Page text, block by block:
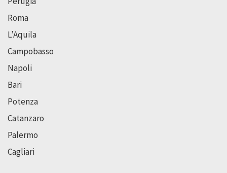
Roma
L’Aquila
Campobasso
Napoli
Bari
Potenza
Catanzaro
Palermo
Cagliari